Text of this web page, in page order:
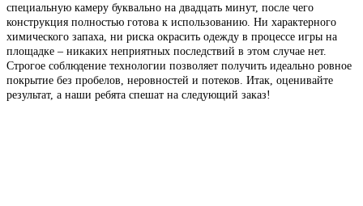
специальную камеру буквально на двадцать минут, после чего
конструкция полностью готова к использованию. Ни характерного
химического запаха, ни риска окрасить одежду в процессе игры на
площадке – никаких неприятных последствий в этом случае нет.
Строгое соблюдение технологии позволяет получить идеально ровное
покрытие без пробелов, неровностей и потеков. Итак, оценивайте
результат, а наши ребята спешат на следующий заказ!